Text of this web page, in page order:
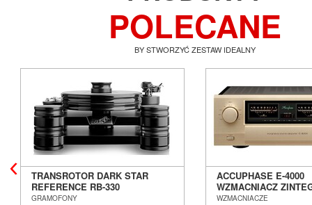
POLECANE
BY STWORZYĆ ZESTAW IDEALNY
TRANSROTOR DARK STAR
REFERENCE RB-330
GRAMOFON ANALOGOWY
GRAMOFONY
ACCUPHASE E-4000
WZMACNIACZ
SALON POZNAŃ
WZMACNIACZE